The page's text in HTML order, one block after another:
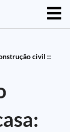
civil ::